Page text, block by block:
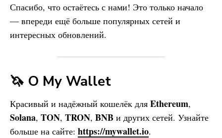
Спасибо, что остаётесь с нами! Это только начало
— впереди ещё больше популярных сетей и
интересных обновлений.
🦄 О My Wallet
Красивый и надёжный кошелёк для Ethereum,
Solana, TON, TRON, BNB и других сетей. Узнайте
больше на сайте: https://mywallet.io.